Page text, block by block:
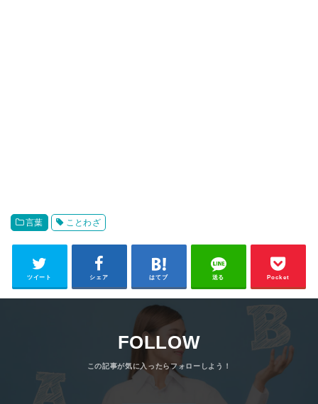
言葉 ことわざ
ツイート シェア はてブ 送る Pocket
FOLLOW